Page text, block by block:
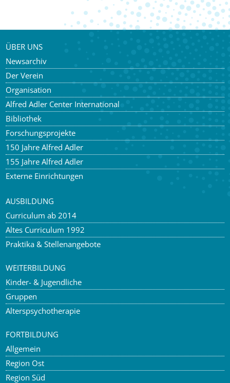
ÜBER UNS
Newsarchiv
Der Verein
Organisation
Alfred Adler Center International
Bibliothek
Forschungsprojekte
150 Jahre Alfred Adler
155 Jahre Alfred Adler
Externe Einrichtungen
AUSBILDUNG
Curriculum ab 2014
Altes Curriculum 1992
Praktika & Stellenangebote
WEITERBILDUNG
Kinder- & Jugendliche
Gruppen
Alterspsychotherapie
FORTBILDUNG
Allgemein
Region Ost
Region Süd